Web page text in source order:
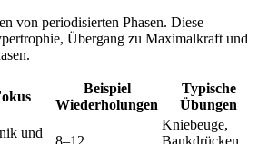
von periodisierten Phasen. Diese
Übergang zu Maximalkraft und
Beispiel
Wiederholungen
Typische
Übungen
und
8–12
Kniebeuge,
Bankdrücken,